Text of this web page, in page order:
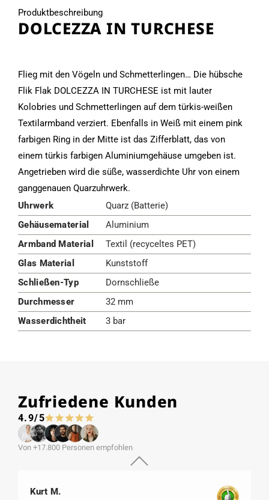
Produktbeschreibung
DOLCEZZA IN TURCHESE
Flieg mit den Vögeln und Schmetterlingen… Die hübsche
Flik Flak DOLCEZZA IN TURCHESE ist mit lauter
Kolobries und Schmetterlingen auf dem türkis-weißen
Textilarmband verziert. Ebenfalls in Weiß mit einem pink
farbigen Ring in der Mitte ist das Zifferblatt, das von
einem türkis farbigen Aluminiumgehäuse umgeben ist.
Angetrieben wird die süße, wasserdichte Uhr von einem
ganggenauen Quarzuhrwerk.
Uhrwerk
Quarz (Batterie)
Gehäusematerial
Aluminium
Armband Material
Textil (recyceltes PET)
Glas Material
Kunststoff
Schließen-Typ
Dornschließe
Durchmesser
32 mm
Wasserdichtheit
3 bar
Zufriedene Kunden
4.9/5
Von +17.800 Personen empfohlen
Kurt M.